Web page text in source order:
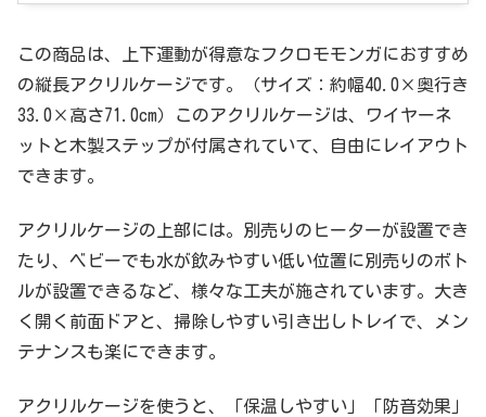
この商品は、上下運動が得意なフクロモモンガにおすすめ
の縦長アクリルケージです。（サイズ：約幅40.0×奥行き
33.0×高さ71.0cm）このアクリルケージは、ワイヤーネ
ットと木製ステップが付属されていて、自由にレイアウト
できます。
アクリルケージの上部には。別売りのヒーターが設置でき
たり、ベビーでも水が飲みやすい低い位置に別売りのボト
ルが設置できるなど、様々な工夫が施されています。大き
く開く前面ドアと、掃除しやすい引き出しトレイで、メン
テナンスも楽にできます。
アクリルケージを使うと、「保温しやすい」「防音効果」